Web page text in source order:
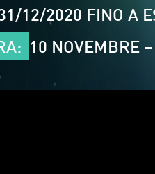
12/2020 FINO A
10 NOVEMBRE